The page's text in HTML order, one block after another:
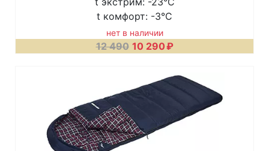
t комфорт: -3°C
нет в наличии
12 490 10 290₽